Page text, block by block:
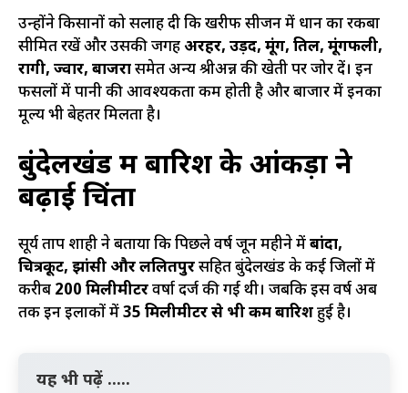
उन्होंने किसानों को सलाह दी कि खरीफ सीजन में धान का रकबा
सीमित रखें और उसकी जगहअरहर, उड़द, मूंग, तिल, मूंगफली,
रागी, ज्वार, बाजरासमेत अन्य श्रीअन्न की खेती पर जोर दें। इन
फसलों में पानी की आवश्यकता कम होती है और बाजार में इनका
मूल्य भी बेहतर मिलता है।
बुंदेलखंड में बारिश के आंकड़ों ने
बढ़ाई चिंता
सूर्य प्रताप शाही ने बताया कि पिछले वर्ष जून महीने मेंबांदा,
चित्रकूट, झांसी और ललितपुरसहित बुंदेलखंड के कई जिलों में
करीब 200 मिलीमीटरवर्षा दर्ज की गई थी। जबकि इस वर्ष अब
तक इन इलाकों में35 मिलीमीटर से भी कम बारिशहुई है।
यह भी पढ़ें .....